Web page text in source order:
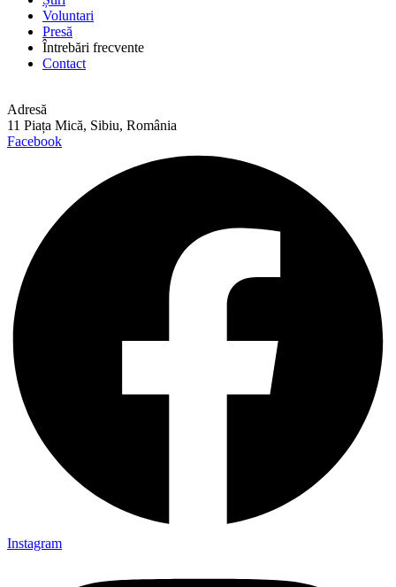
Voluntari
Presă
Întrebări frecvente
Contact
Adresă
11 Piața Mică, Sibiu, România
Facebook
Instagram